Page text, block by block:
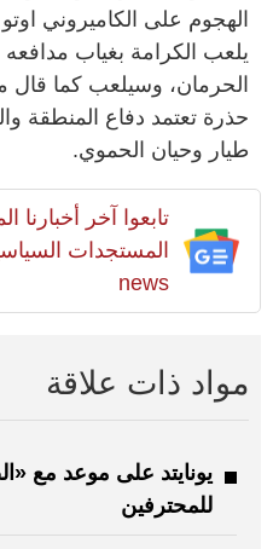
الهجوم على الكاميروني
يلعب الكرامة بغياب
الحرمان، وسيلعب كما
حذرة تعتمد دفاع المنطقة
طيار وحيان الحموي.
تابعوا آخر أخبارنا
news
مواد ذات علاقة
يونايتد على موعد مع
للمحترفين